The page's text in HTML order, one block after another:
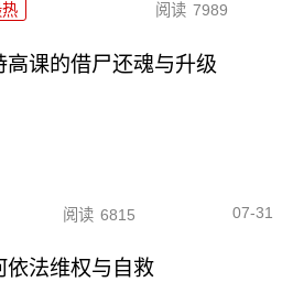
阅读 7989
高课的借尸还魂与升级
阅读 6815 07-31
依法维权与自救